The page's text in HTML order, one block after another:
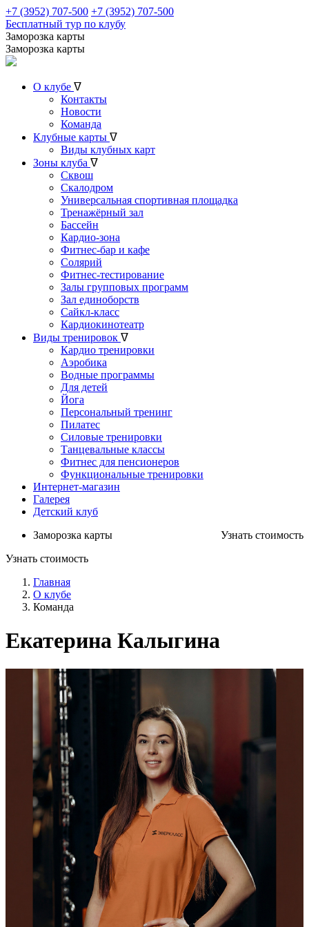
+7 (3952) 707-500 +7 (3952) 707-500
Бесплатный тур по клубу
Заморозка карты
Заморозка карты
О клубе ᐁ
Контакты
Новости
Команда
Клубные карты ᐁ
Виды клубных карт
Зоны клуба ᐁ
Сквош
Скалодром
Универсальная спортивная площадка
Тренажёрный зал
Бассейн
Кардио-зона
Фитнес-бар и кафе
Солярий
Фитнес-тестирование
Залы групповых программ
Зал единоборств
Сайкл-класс
Кардиокинотеатр
Виды тренировок ᐁ
Кардио тренировки
Аэробика
Водные программы
Для детей
Йога
Персональный тренинг
Пилатес
Силовые тренировки
Танцевальные классы
Фитнес для пенсионеров
Функциональные тренировки
Интернет-магазин
Галерея
Детский клуб
Узнать стоимость
Заморозка карты
Узнать стоимость
Главная
О клубе
Команда
Екатерина Калыгина